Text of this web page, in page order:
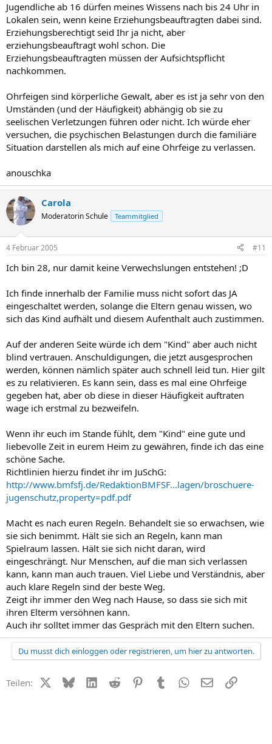
Jugendliche ab 16 dürfen meines Wissens nach bis 24 Uhr in
Lokalen sein, wenn keine Erziehungsbeauftragten dabei sind.
Erziehungsberechtigt seid Ihr ja nicht, aber
erziehungsbeauftragt wohl schon. Die
Erziehungsbeauftragten müssen der Aufsichtspflicht
nachkommen.
Ohrfeigen sind körperliche Gewalt, aber es ist ja sehr von den
Umständen (und der Häufigkeit) abhängig ob sie zu
seelischen Verletzungen führen oder nicht. Ich würde eher
versuchen, die psychischen Belastungen durch die familiäre
Situation darstellen als mich auf eine Ohrfeige zu verlassen.
anouschka
Carola
Moderatorin Schule Teammitglied
4 Februar 2005 #11
Ich bin 28, nur damit keine Verwechslungen entstehen! ;D
Ich finde innerhalb der Familie muss nicht sofort das JA
eingeschaltet werden, solange die Eltern genau wissen, wo
sich das Kind aufhält und diesem Aufenthalt auch zustimmen.
Auf der anderen Seite würde ich dem "Kind" aber auch nicht
blind vertrauen. Anschuldigungen, die jetzt ausgesprochen
werden, können nämlich später auch schnell leid tun. Hier gilt
es zu relativieren. Es kann sein, dass es mal eine Ohrfeige
gegeben hat, aber ob diese in dieser Häufigkeit auftraten
wage ich erstmal zu bezweifeln.
Wenn ihr euch im Stande fühlt, dem "Kind" eine gute und
liebevolle Zeit in eurem Heim zu gewähren, finde ich das eine
schöne Sache.
Richtlinien hierzu findet ihr im JuSchG:
http://www.bmfsfj.de/RedaktionBMFSF...lagen/broschuere-
jugenschutz,property=pdf.pdf
Macht es nach euren Regeln. Behandelt sie so erwachsen, wie
sie sich benimmt. Hält sie sich an Regeln, kann man
Spielraum lassen. Hält sie sich nicht daran, wird
eingeschrängt. Nur Menschen, auf die man sich verlassen
kann, kann man auch trauen. Viel Liebe und Verständnis, aber
auch klare Regeln sind der beste Weg.
Zeigt ihr immer den Weg nach Hause, so dass sie sich mit
ihren Elterm versöhnen kann.
Auch ihr solltet immer das Gespräch mit den Eltern suchen.
Du musst dich einloggen oder registrieren, um hier zu antworten.
Teilen: X (Twitter)
BlueskyLinkedIn
Reddit PinterestTumblr WhatsApp
E-MailLink